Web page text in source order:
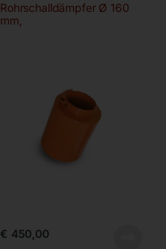
Rohrschalldämpfer Ø 160
mm,
€ 450,00